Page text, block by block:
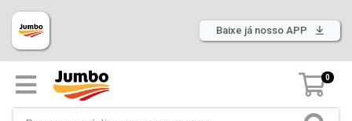
Baixe já nosso APP
0